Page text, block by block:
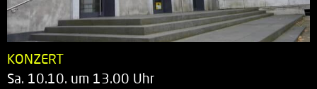
KONZERT
Sa. 10.10. um 13.00 Uhr